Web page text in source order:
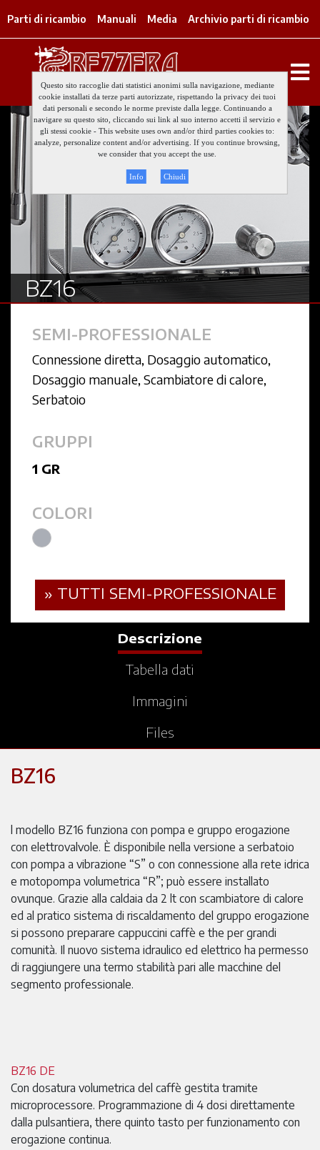
Archivio parti di ricambio
Media
Manuali
Parti di ricambio
Questo sito raccoglie dati statistici anonimi sulla navigazione, mediante
cookie installati da terze parti autorizzate, rispettando la privacy dei tuoi
dati personali e secondo le norme previste dalla legge. Continuando a
navigare su questo sito, cliccando sui link al suo interno accetti il servizio e
gli stessi cookie - This website uses own and/or third parties cookies to:
analyze, personalize content and/or advertising. If you continue browsing,
we consider that you accept the use.
Info Chiudi
BZ16
SEMI-PROFESSIONALE
Connessione diretta, Dosaggio automatico,
Dosaggio manuale, Scambiatore di calore,
Serbatoio
GRUPPI
1 GR
COLORI
» TUTTI SEMI-PROFESSIONALE
Descrizione
Tabella dati
Immagini
Files
BZ16
l modello BZ16 funziona con pompa e gruppo erogazione
con elettrovalvole. È disponibile nella versione a serbatoio
con pompa a vibrazione “S” o con connessione alla rete idrica
e motopompa volumetrica “R”; può essere installato
ovunque. Grazie alla caldaia da 2 lt con scambiatore di calore
ed al pratico sistema di riscaldamento del gruppo erogazione
si possono preparare cappuccini caffè e the per grandi
comunità. Il nuovo sistema idraulico ed elettrico ha permesso
di raggiungere una termo stabilità pari alle macchine del
segmento professionale.
BZ16 DE
Con dosatura volumetrica del caffè gestita tramite
microprocessore. Programmazione di 4 dosi direttamente
dalla pulsantiera, there quinto tasto per funzionamento con
erogazione continua.